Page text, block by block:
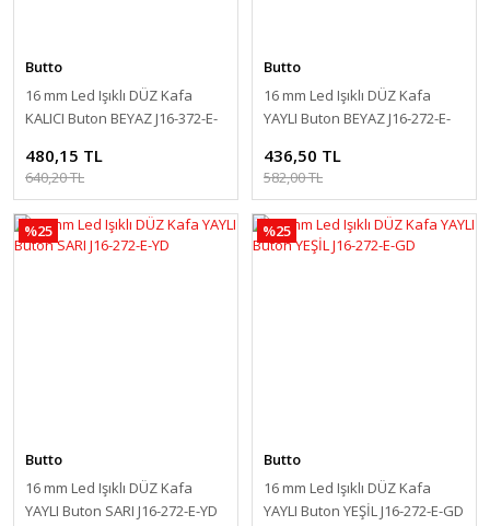
Butto
16 mm Led Işıklı DÜZ Kafa
KALICI Buton BEYAZ J16-372-E-
480,15 TL
640,20 TL
Butto
16 mm Led Işıklı DÜZ Kafa
YAYLI Buton BEYAZ J16-272-E-
436,50 TL
582,00 TL
%25
Butto
16 mm Led Işıklı DÜZ Kafa
YAYLI Buton SARI J16-272-E-YD
%25
Butto
16 mm Led Işıklı DÜZ Kafa
YAYLI Buton YEŞİL J16-272-E-GD